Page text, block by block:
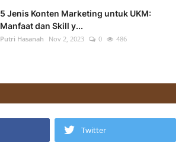
5 Jenis Konten Marketing untuk UKM:
Manfaat dan Skill y...
Putri Hasanah Nov 2, 2023 0 486
Twitter